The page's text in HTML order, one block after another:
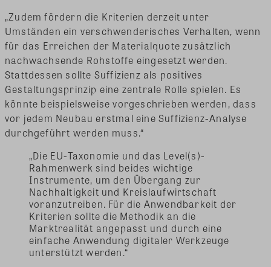
„Zudem fördern die Kriterien derzeit unter
Umständen ein verschwenderisches Verhalten, wenn
für das Erreichen der Materialquote zusätzlich
nachwachsende Rohstoffe eingesetzt werden.
Stattdessen sollte Suffizienz als positives
Gestaltungsprinzip eine zentrale Rolle spielen. Es
könnte beispielsweise vorgeschrieben werden, dass
vor jedem Neubau erstmal eine Suffizienz-Analyse
durchgeführt werden muss.“
„Die EU-Taxonomie und das Level(s)-
Rahmenwerk sind beides wichtige
Instrumente, um den Übergang zur
Nachhaltigkeit und Kreislaufwirtschaft
voranzutreiben. Für die Anwendbarkeit der
Kriterien sollte die Methodik an die
Marktrealität angepasst und durch eine
einfache Anwendung digitaler Werkzeuge
unterstützt werden.“